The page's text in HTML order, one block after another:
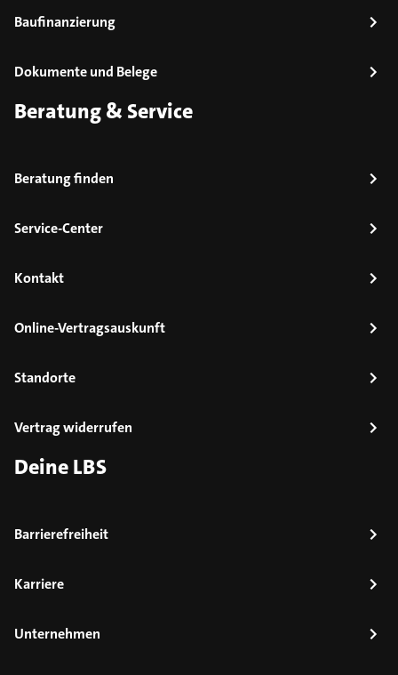
Baufinanzierung
Dokumente und Belege
Beratung & Service
Beratung finden
Service-Center
Kontakt
Online-Vertragsauskunft
Standorte
Vertrag widerrufen
Deine LBS
Barrierefreiheit
Karriere
Unternehmen